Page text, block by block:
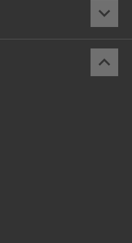
keyboard_arrow_down
keyboard_arrow_up